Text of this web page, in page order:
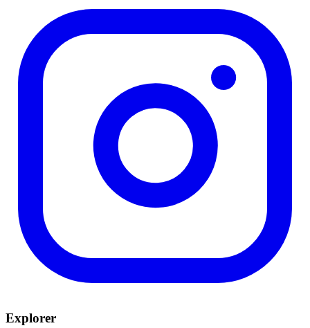
Explorer